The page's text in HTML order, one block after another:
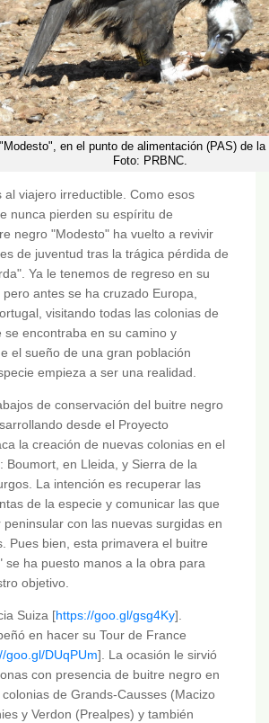
en el punto de alimentación (PAS) de
Foto: PRBNC.
al viajero irreductible. Como esos
nunca pierden su espíritu de
negro "Modesto" ha vuelto a revivir
de juventud tras la trágica pérdida de
Ya le tenemos de regreso en su
antes se ha cruzado Europa,
visitando todas las colonias de
se encontraba en su camino y
el sueño de una gran población
empieza a ser una realidad.
de conservación del buitre negro
desde el Proyecto
la creación de nuevas colonias en el
Boumort, en Lleida, y Sierra de la
La intención es recuperar las
de la especie y comunicar las que
con las nuevas surgidas en
Pues bien, esta primavera el buitre
se ha puesto manos a la obra para
objetivo.
Suiza [https://goo.gl/gsg4Ky].
en hacer su Tour de France
goo.gl/DUqPUm]. La ocasión le sirvió
con presencia de buitre negro en
de Grands-Causses (Macizo
y Verdon (Prealpes) y también